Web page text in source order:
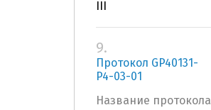
9.
Протокол GP40131-
P4-03-01
Название протокола